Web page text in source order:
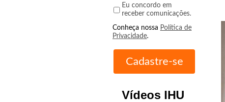
Eu concordo em
receber comunicações.
Conheça nossa Política de
Privacidade.
Vídeos IHU